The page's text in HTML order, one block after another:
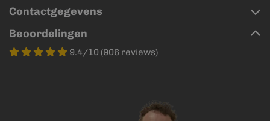
Contactgegevens
Beoordelingen
9.4/10 (906 reviews)